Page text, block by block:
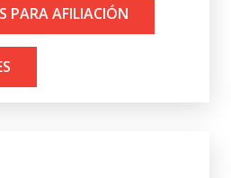
PARA AFILIACIÓN